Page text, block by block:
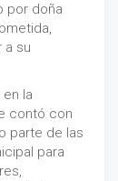
por doña
a su
la
contó con
parte de las
para